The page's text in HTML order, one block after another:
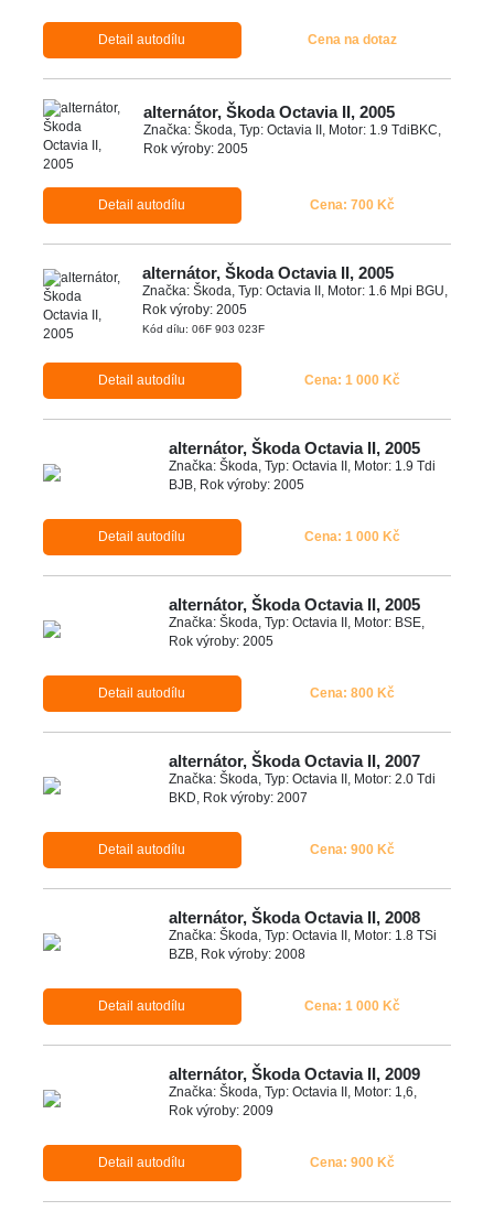
Detail autodílu Cena na dotaz
alternátor, Škoda Octavia II, 2005
Značka: Škoda, Typ: Octavia II, Motor: 1.9 TdiBKC,
Rok výroby: 2005
Detail autodílu Cena: 700 Kč
alternátor, Škoda Octavia II, 2005
Značka: Škoda, Typ: Octavia II, Motor: 1.6 Mpi BGU,
Rok výroby: 2005
Kód dílu: 06F 903 023F
Detail autodílu Cena: 1 000 Kč
alternátor, Škoda Octavia II, 2005
Značka: Škoda, Typ: Octavia II, Motor: 1.9 Tdi
BJB, Rok výroby: 2005
Detail autodílu Cena: 1 000 Kč
alternátor, Škoda Octavia II, 2005
Značka: Škoda, Typ: Octavia II, Motor: BSE,
Rok výroby: 2005
Detail autodílu Cena: 800 Kč
alternátor, Škoda Octavia II, 2007
Značka: Škoda, Typ: Octavia II, Motor: 2.0 Tdi
BKD, Rok výroby: 2007
Detail autodílu Cena: 900 Kč
alternátor, Škoda Octavia II, 2008
Značka: Škoda, Typ: Octavia II, Motor: 1.8 TSi
BZB, Rok výroby: 2008
Detail autodílu Cena: 1 000 Kč
alternátor, Škoda Octavia II, 2009
Značka: Škoda, Typ: Octavia II, Motor: 1,6,
Rok výroby: 2009
Detail autodílu Cena: 900 Kč